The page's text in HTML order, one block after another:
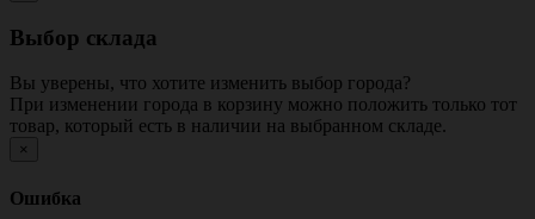
Выбор склада
Вы уверены, что хотите изменить выбор города?
При изменении города в корзину можно положить только тот
товар, который есть в наличии на выбранном складе.
×
Ошибка